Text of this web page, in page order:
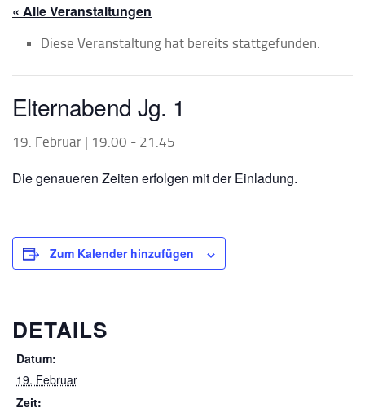
« Alle Veranstaltungen
Diese Veranstaltung hat bereits stattgefunden.
Elternabend Jg. 1
19. Februar | 19:00 - 21:45
Die genaueren Zeiten erfolgen mit der Einladung.
Zum Kalender hinzufügen
DETAILS
Datum:
19. Februar
Zeit: